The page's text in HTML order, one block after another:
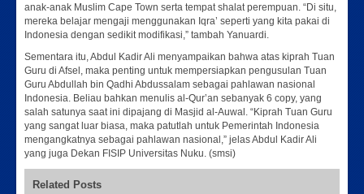
anak-anak Muslim Cape Town serta tempat shalat perempuan. “Di situ,
mereka belajar mengaji menggunakan Iqra’ seperti yang kita pakai di
Indonesia dengan sedikit modifikasi,” tambah Yanuardi.
Sementara itu, Abdul Kadir Ali menyampaikan bahwa atas kiprah Tuan
Guru di Afsel, maka penting untuk mempersiapkan pengusulan Tuan
Guru Abdullah bin Qadhi Abdussalam sebagai pahlawan nasional
Indonesia. Beliau bahkan menulis al-Qur’an sebanyak 6 copy, yang
salah satunya saat ini dipajang di Masjid al-Auwal. “Kiprah Tuan Guru
yang sangat luar biasa, maka patutlah untuk Pemerintah Indonesia
mengangkatnya sebagai pahlawan nasional,” jelas Abdul Kadir Ali
yang juga Dekan FISIP Universitas Nuku. (smsi)
Related Posts